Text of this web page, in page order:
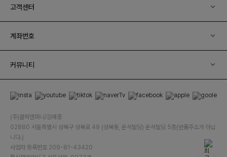
고객센터
계좌번호
커뮤니티
(주)클릭앤퍼니/김예중
02880 서울특별시 성북구 성북로 49 (성북동, 운석빌딩) 운석빌딩 5층(반품주소가 아닙
니다.)
사업자 등록번호 209-81-43420